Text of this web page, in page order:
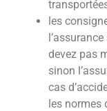
les
devez pas
sinon
cas
les normes